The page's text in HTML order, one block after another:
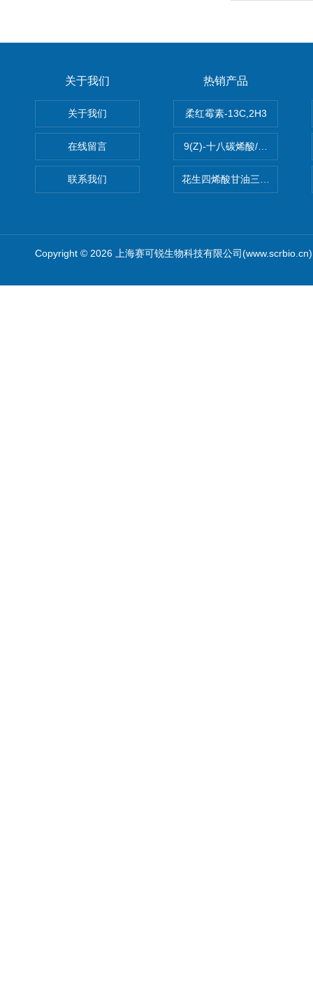
关于我们
关于我们
在线留言
联系我们
热销产品
柔红霉素-13C,2H3
9(Z)-十八碳烯酸/油酸
花生四烯酸甘油三酯(顺式-
Copyright © 2026 上海赛可锐生物科技有限公司